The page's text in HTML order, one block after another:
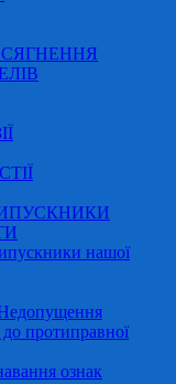
нашої
до протиправної
ознак